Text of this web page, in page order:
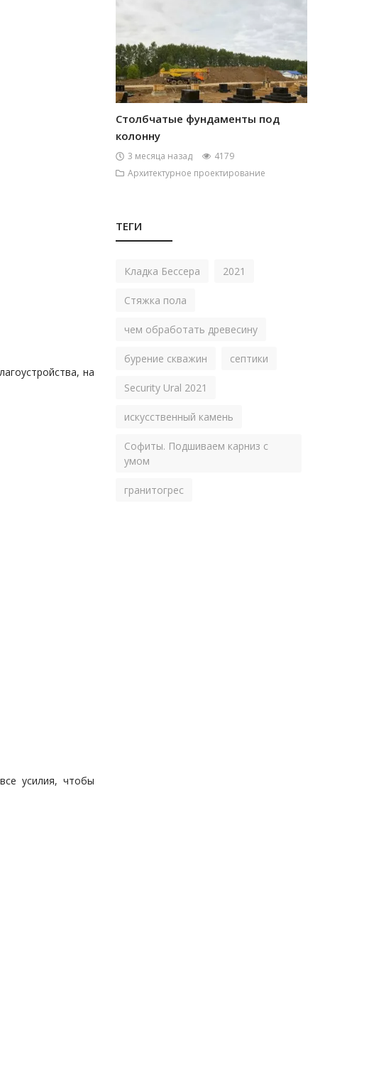
на
усилия, чтобы
Столбчатые фундаменты под
колонну
3 месяца назад
4179
Архитектурное проектирование
ТЕГИ
Кладка Бессера 2021
Стяжка пола
чем обработать древесину
бурение скважин септики
Security Ural 2021
искусственный камень
Софиты. Подшиваем карниз с
умом
гранитогрес